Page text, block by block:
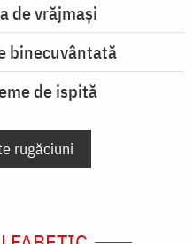
de vrăjmași
binecuvântată
de ispită
rugăciuni